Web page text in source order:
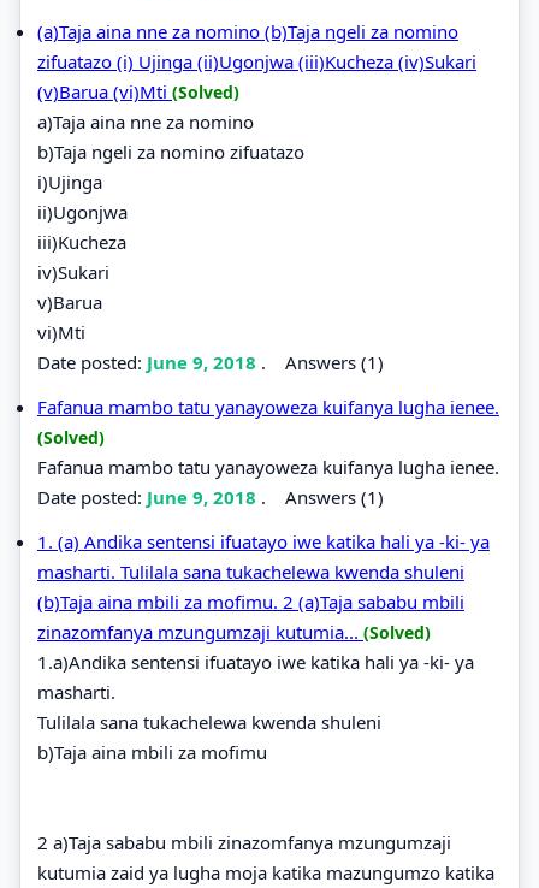
(a)Taja aina nne za nomino (b)Taja ngeli za nomino
zifuatazo (i) Ujinga (ii)Ugonjwa (iii)Kucheza (iv)Sukari
(v)Barua (vi)Mti (Solved)
a)Taja aina nne za nomino
b)Taja ngeli za nomino zifuatazo
i)Ujinga
ii)Ugonjwa
iii)Kucheza
iv)Sukari
v)Barua
vi)Mti
Date posted: June 9, 2018 . Answers (1)
Fafanua mambo tatu yanayoweza kuifanya lugha ienee.
(Solved)
Fafanua mambo tatu yanayoweza kuifanya lugha ienee.
Date posted: June 9, 2018 . Answers (1)
1. (a) Andika sentensi ifuatayo iwe katika hali ya -ki- ya
masharti. Tulilala sana tukachelewa kwenda shuleni
(b)Taja aina mbili za mofimu. 2 (a)Taja sababu mbili
zinazomfanya mzungumzaji kutumia... (Solved)
1.a)Andika sentensi ifuatayo iwe katika hali ya -ki- ya
masharti.
Tulilala sana tukachelewa kwenda shuleni
b)Taja aina mbili za mofimu
2 a)Taja sababu mbili zinazomfanya mzungumzaji
kutumia zaid ya lugha moja katika mazungumzo katika